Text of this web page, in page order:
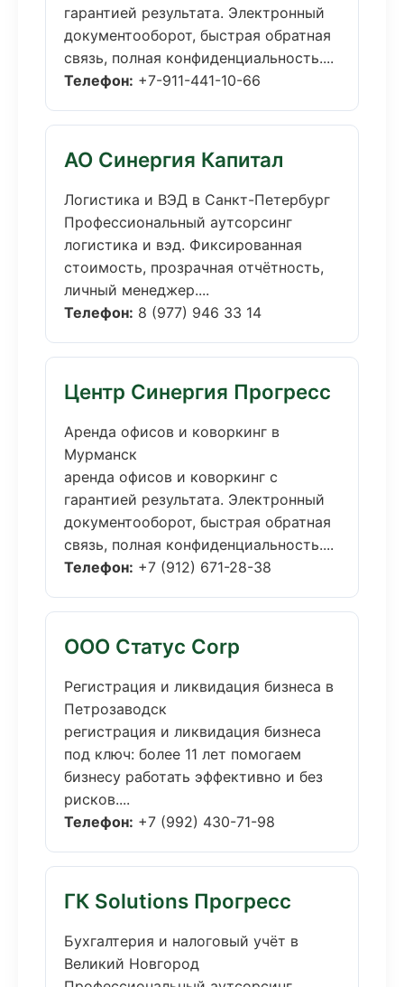
гарантией результата. Электронный
документооборот, быстрая обратная
связь, полная конфиденциальность....
Телефон: +7-911-441-10-66
АО Синергия Капитал
Логистика и ВЭД в Санкт-Петербург
Профессиональный аутсорсинг
логистика и вэд. Фиксированная
стоимость, прозрачная отчётность,
личный менеджер....
Телефон: 8 (977) 946 33 14
Центр Синергия Прогресс
Аренда офисов и коворкинг в
Мурманск
аренда офисов и коворкинг с
гарантией результата. Электронный
документооборот, быстрая обратная
связь, полная конфиденциальность....
Телефон: +7 (912) 671-28-38
ООО Статус Corp
Регистрация и ликвидация бизнеса в
Петрозаводск
регистрация и ликвидация бизнеса
под ключ: более 11 лет помогаем
бизнесу работать эффективно и без
рисков....
Телефон: +7 (992) 430-71-98
ГК Solutions Прогресс
Бухгалтерия и налоговый учёт в
Великий Новгород